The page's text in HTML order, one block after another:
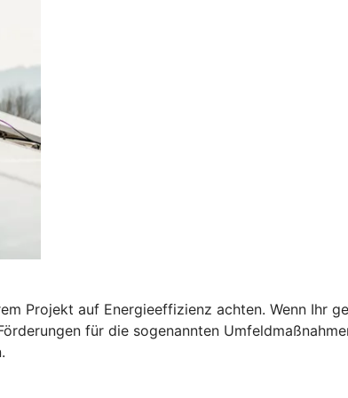
Projekt auf Energieeffizienz achten. Wenn Ihr
für die sogenannten